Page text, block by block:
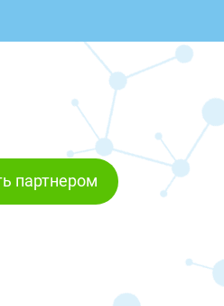
партнером